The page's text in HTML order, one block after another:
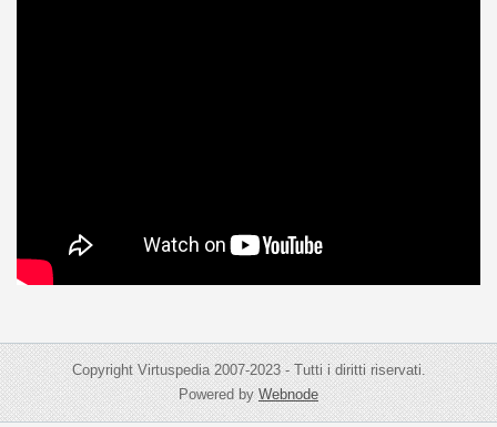
Copyright Virtuspedia 2007-2023 - Tutti i diritti riservati.
Powered byWebnode